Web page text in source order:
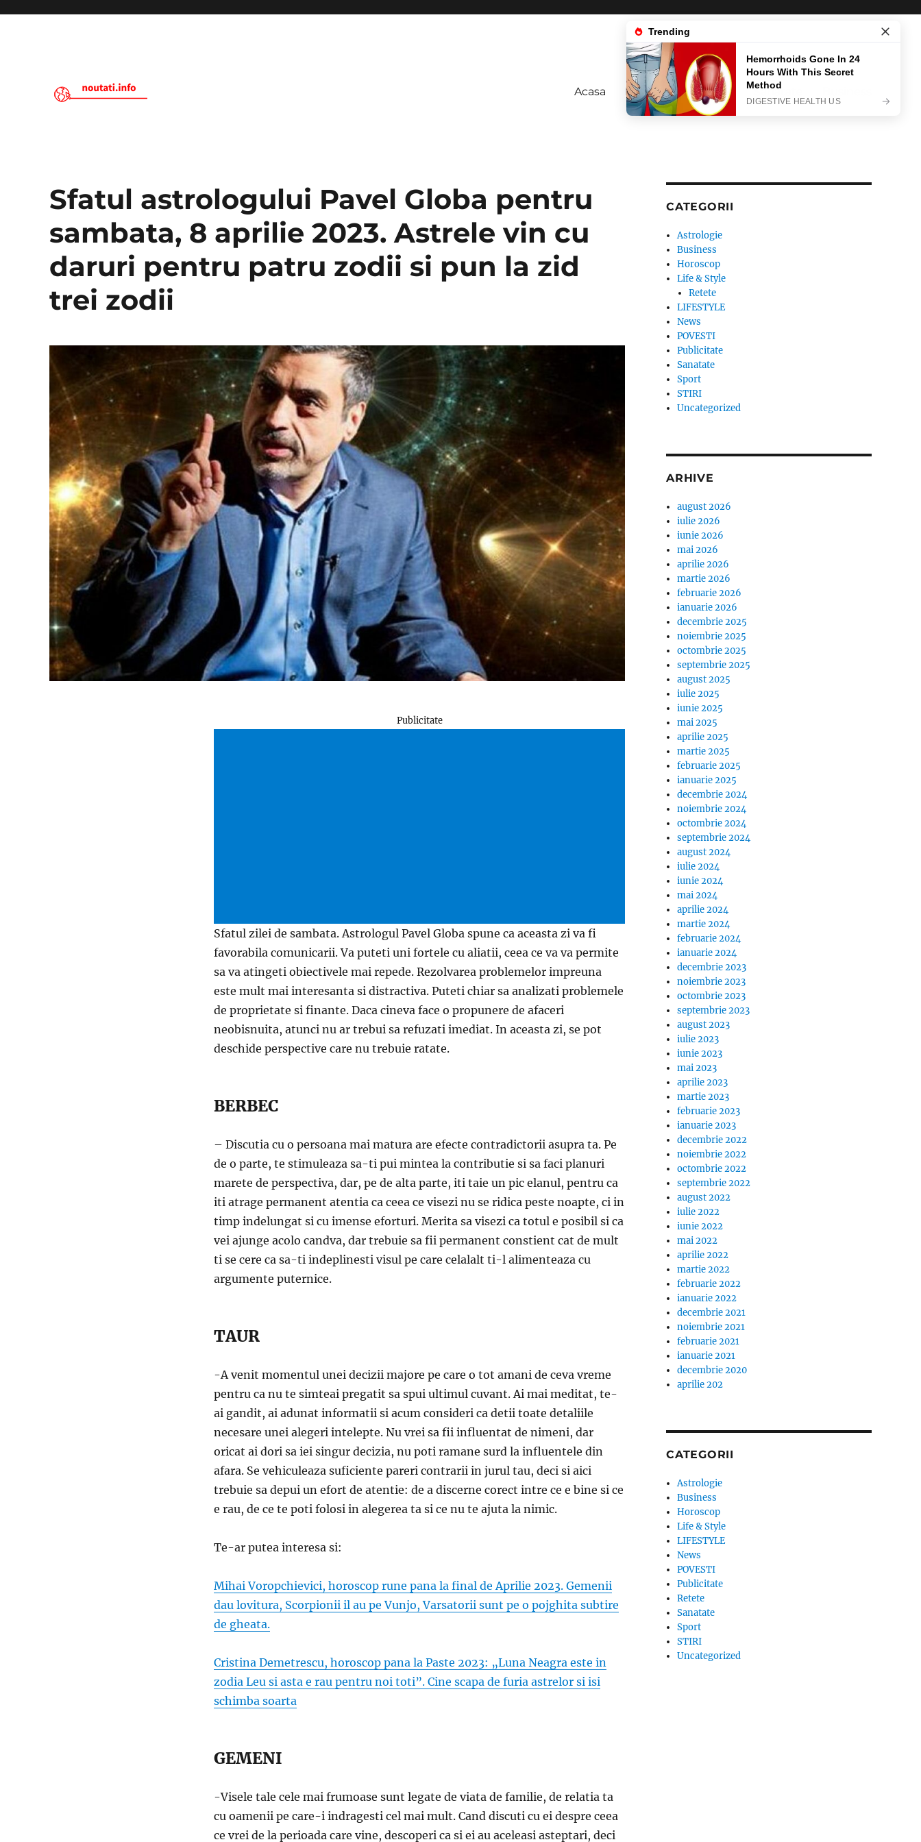
Acasa News Life & Style Sanatate
Sfatul astrologului Pavel Globa pentru
sambata, 8 aprilie 2023. Astrele vin cu
daruri pentru patru zodii si pun la zid
trei zodii
Publicitate
Sfatul zilei de sambata. Astrologul Pavel Globa spune ca aceasta zi va fi
favorabila comunicarii. Va puteti uni fortele cu aliatii, ceea ce va va permite
sa va atingeti obiectivele mai repede. Rezolvarea problemelor impreuna
este mult mai interesanta si distractiva. Puteti chiar sa analizati problemele
de proprietate si finante. Daca cineva face o propunere de afaceri
neobisnuita, atunci nu ar trebui sa refuzati imediat. In aceasta zi, se pot
deschide perspective care nu trebuie ratate.
BERBEC
– Discutia cu o persoana mai matura are efecte contradictorii asupra ta. Pe
de o parte, te stimuleaza sa-ti pui mintea la contributie si sa faci planuri
marete de perspectiva, dar, pe de alta parte, iti taie un pic elanul, pentru ca
iti atrage permanent atentia ca ceea ce visezi nu se ridica peste noapte, ci in
timp indelungat si cu imense eforturi. Merita sa visezi ca totul e posibil si ca
vei ajunge acolo candva, dar trebuie sa fii permanent constient cat de mult
ti se cere ca sa-ti indeplinesti visul pe care celalalt ti-l alimenteaza cu
argumente puternice.
TAUR
-A venit momentul unei decizii majore pe care o tot amani de ceva vreme
pentru ca nu te simteai pregatit sa spui ultimul cuvant. Ai mai meditat, te-
ai gandit, ai adunat informatii si acum consideri ca detii toate detaliile
necesare unei alegeri intelepte. Nu vrei sa fii influentat de nimeni, dar
oricat ai dori sa iei singur decizia, nu poti ramane surd la influentele din
afara. Se vehiculeaza suficiente pareri contrarii in jurul tau, deci si aici
trebuie sa depui un efort de atentie: de a discerne corect intre ce e bine si ce
e rau, de ce te poti folosi in alegerea ta si ce nu te ajuta la nimic.
Te-ar putea interesa si:
Mihai Voropchievici, horoscop rune pana la final de Aprilie 2023. Gemenii
dau lovitura, Scorpionii il au pe Vunjo, Varsatorii sunt pe o pojghita subtire
de gheata.
Cristina Demetrescu, horoscop pana la Paste 2023: „Luna Neagra este in
zodia Leu si asta e rau pentru noi toti”. Cine scapa de furia astrelor si isi
schimba soarta
GEMENI
-Visele tale cele mai frumoase sunt legate de viata de familie, de relatia ta
cu oamenii pe care-i indragesti cel mai mult. Cand discuti cu ei despre ceea
ce vrei de la perioada care vine, descoperi ca si ei au aceleasi asteptari, deci
CATEGORII
Astrologie
Business
Horoscop
Life & Style
Retete
LIFESTYLE
News
POVESTI
Publicitate
Sanatate
Sport
STIRI
Uncategorized
ARHIVE
august 2026
iulie 2026
iunie 2026
mai 2026
aprilie 2026
martie 2026
februarie 2026
ianuarie 2026
decembrie 2025
noiembrie 2025
octombrie 2025
septembrie 2025
august 2025
iulie 2025
iunie 2025
mai 2025
aprilie 2025
martie 2025
februarie 2025
ianuarie 2025
decembrie 2024
noiembrie 2024
octombrie 2024
septembrie 2024
august 2024
iulie 2024
iunie 2024
mai 2024
aprilie 2024
martie 2024
februarie 2024
ianuarie 2024
decembrie 2023
noiembrie 2023
octombrie 2023
septembrie 2023
august 2023
iulie 2023
iunie 2023
mai 2023
aprilie 2023
martie 2023
februarie 2023
ianuarie 2023
decembrie 2022
noiembrie 2022
octombrie 2022
septembrie 2022
august 2022
iulie 2022
iunie 2022
mai 2022
aprilie 2022
martie 2022
februarie 2022
ianuarie 2022
decembrie 2021
noiembrie 2021
februarie 2021
ianuarie 2021
decembrie 2020
aprilie 202
CATEGORII
Astrologie
Business
Horoscop
Life & Style
LIFESTYLE
News
POVESTI
Publicitate
Retete
Sanatate
Sport
STIRI
Uncategorized